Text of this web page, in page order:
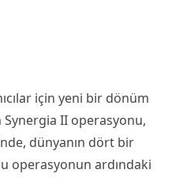
için yeni bir dönüm
Synergia II operasyonu,
dünyanın dört bir
operasyonun ardındaki